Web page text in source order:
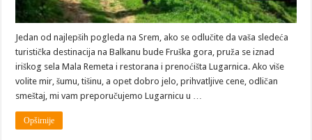
Jedan od najlepših pogleda na Srem, ako se odlučite da vaša sledeća
turistička destinacija na Balkanu bude Fruška gora, pruža se iznad
iriškog sela Mala Remeta i restorana i prenoćišta Lugarnica. Ako više
volite mir, šumu, tišinu, a opet dobro jelo, prihvatljive cene, odličan
smeštaj, mi vam preporučujemo Lugarnicu u …
Opširnije